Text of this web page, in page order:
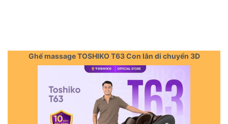
Ghế massage TOSHIKO T63 Con lăn di chuyển 3D